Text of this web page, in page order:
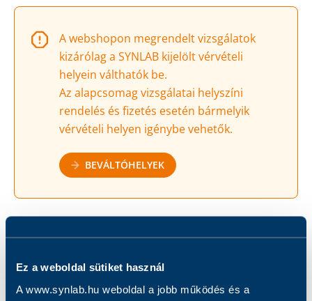
Ez a weboldal sütiket használ
A www.synlab.hu weboldal a jobb működés és a
A webshopon megrendelt vizsgálatok
kizárólag a SYNLAB kijelölt vérvételi
helyein válthatók be.
Az alapcsomag vizsgálatai helyszíni
rendelés és fizetés esetén bármelyik
vérvételi helyen igénybe vehetők.
BEVÁLTÓHELYEK
Eredmény 11 munkanapon belül